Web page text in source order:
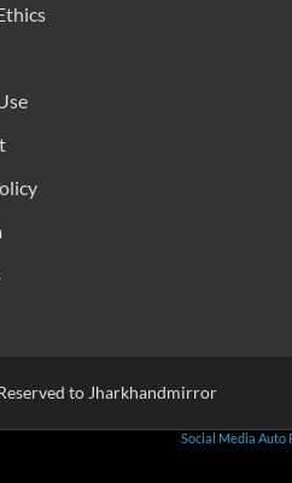
to Jharkhandmirror
Social Media Auto